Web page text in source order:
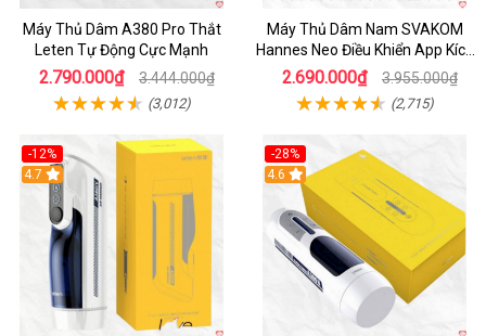
Máy Thủ Dâm A380 Pro Thắt
Leten Tự Động Cực Mạnh
2.790.000₫ 3.444.000₫
(3,012)
Máy Thủ Dâm Nam SVAKOM
Hannes Neo Điều Khiển App Kích
Thích
2.690.000₫ 3.955.000₫
(2,715)
-12%
Hot
4.7
-28%
Hot
4.6